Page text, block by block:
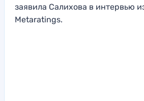
заявила Салихова в интервью
Metaratings.